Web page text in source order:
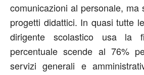
comunicazioni al personale, ma
progetti didattici. In quasi tutte
dirigente scolastico usa la
percentuale scende al 76%
servizi generali e